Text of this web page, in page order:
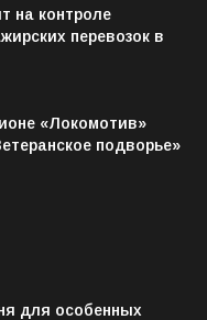
на контроле
«Локомотив»